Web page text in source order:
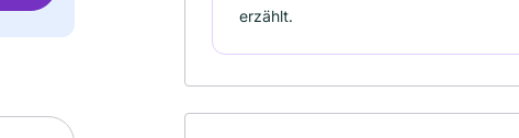
erzählt.